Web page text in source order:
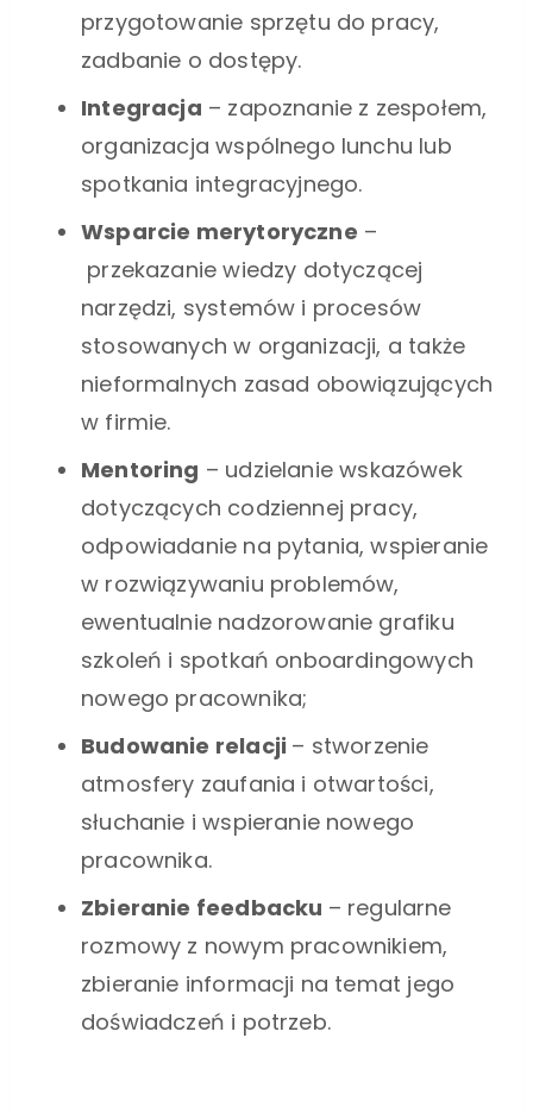
przygotowanie sprzętu do pracy,
zadbanie o dostępy.
Integracja – zapoznanie z zespołem,
organizacja wspólnego lunchu lub
spotkania integracyjnego.
Wsparcie merytoryczne –
przekazanie wiedzy dotyczącej
narzędzi, systemów i procesów
stosowanych w organizacji, a także
nieformalnych zasad obowiązujących
w firmie.
Mentoring – udzielanie wskazówek
dotyczących codziennej pracy,
odpowiadanie na pytania, wspieranie
w rozwiązywaniu problemów,
ewentualnie nadzorowanie grafiku
szkoleń i spotkań onboardingowych
nowego pracownika;
Budowanie relacji – stworzenie
atmosfery zaufania i otwartości,
słuchanie i wspieranie nowego
pracownika.
Zbieranie feedbacku – regularne
rozmowy z nowym pracownikiem,
zbieranie informacji na temat jego
doświadczeń i potrzeb.